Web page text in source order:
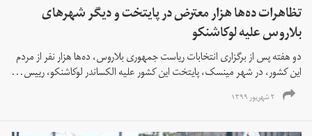
تظاهرات ده‌ها هزار معترض در پایتخت و دیگر شهرهای
بلاروس علیه لوکاشنکو
دو هفته پس از برگزاری انتخابات ریاست جمهوری بلاروس، ده‌ها هزار نفر از مردم
این کشور، در شهر مینسک، پایتخت این کشور علیه الکساندر لوکاشنکو، رییس...
۲ شهریور ۱۳۹۹